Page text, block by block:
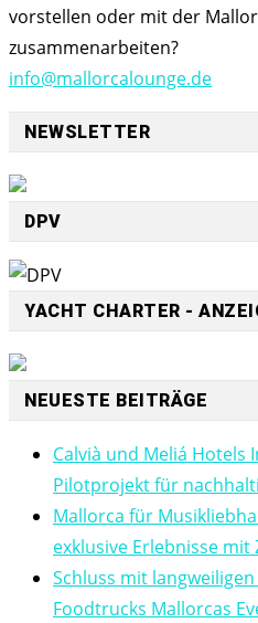
vorstellen oder mit der
zusammenarbeiten?
info@mallorcalounge.de
NEWSLETTER
DPV
YACHT CHARTER -
NEUESTE BEITRÄGE
Calvià und Meliá
Pilotprojekt für
Mallorca für
exklusive Erlebnisse mit
Schluss mit
Foodtrucks Mallorcas